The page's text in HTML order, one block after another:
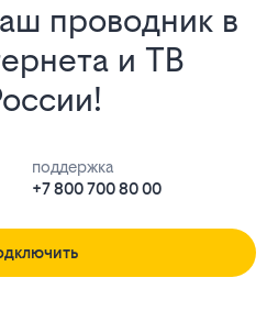
проводник в
и ТВ
поддержка
+7 800 700 80 00